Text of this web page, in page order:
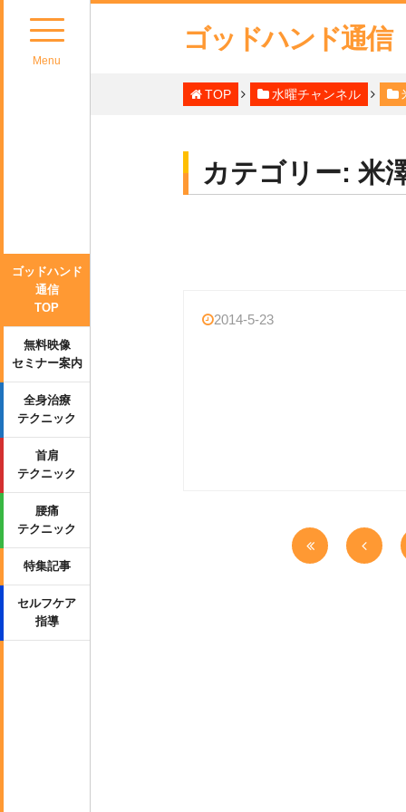
Menu
ゴッドハンド
通信
TOP
無料映像
セミナー案内
全身治療
テクニック
首肩
テクニック
腰痛
テクニック
特集記事
セルフケア
指導
ゴッドハンド通信
TOP 水曜チャンネル
カテゴリー: 米
2014-5-23